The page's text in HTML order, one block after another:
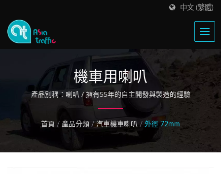
中文 (繁體)
機車用喇叭
產品別稱：喇叭 / 擁有55年的自主開發與製造的經驗
首頁 / 產品分類 / 汽車機車喇叭 / 外徑 72mm